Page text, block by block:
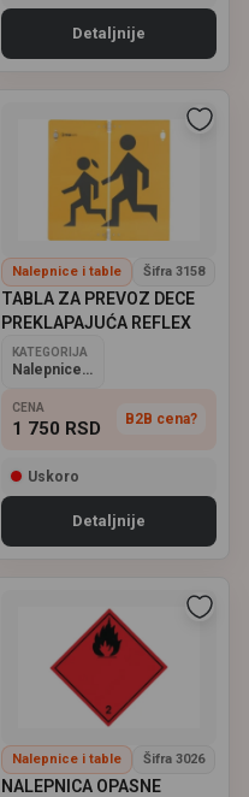
Detaljnije
Nalepnice i table Šifra 3158
TABLA ZA PREVOZ DECE
PREKLAPAJUĆA REFLEX
KATEGORIJA
Nalepnice i table
CENA
1 750 RSD B2B cena?
Uskoro
Detaljnije
Nalepnice i table Šifra 3026
NALEPNICA OPASNE